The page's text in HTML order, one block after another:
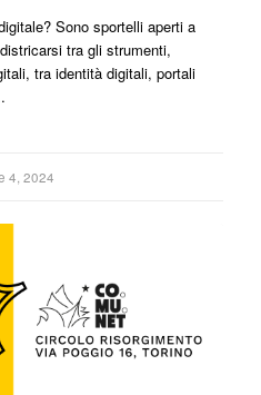
Sono sportelli aperti a
tra gli strumenti,
tra identità digitali, portali
4, 2024